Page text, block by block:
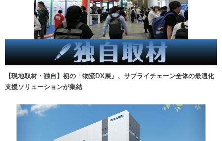
【現地取材・独自】初の「物流DX展」、サプライチェーン全体の最適化
支援ソリューションが集結